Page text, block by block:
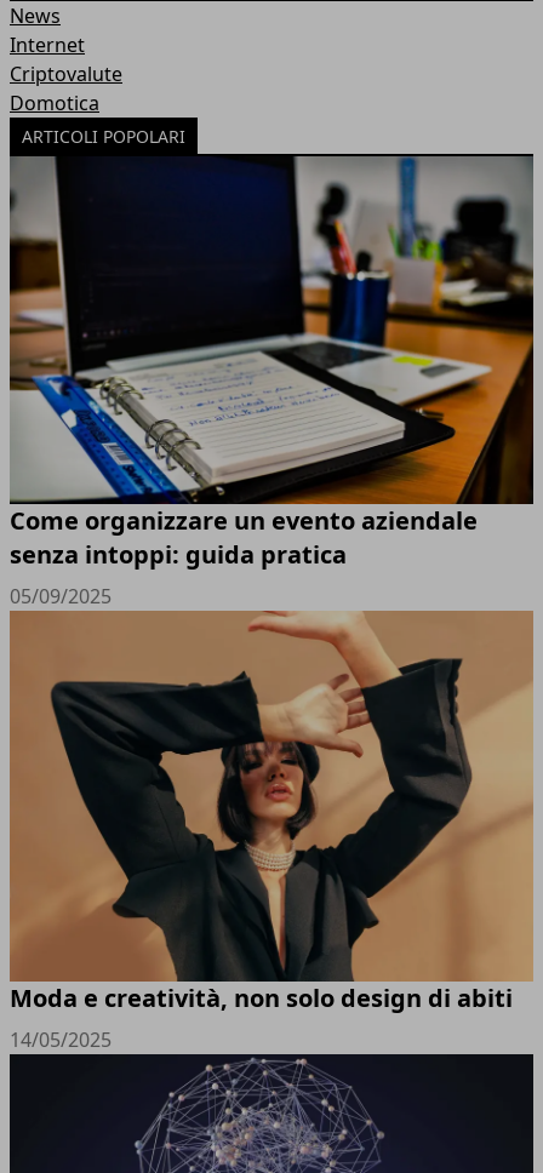
News
Internet
Criptovalute
Domotica
ARTICOLI POPOLARI
Come organizzare un evento aziendale
senza intoppi: guida pratica
05/09/2025
Moda e creatività, non solo design di abiti
14/05/2025